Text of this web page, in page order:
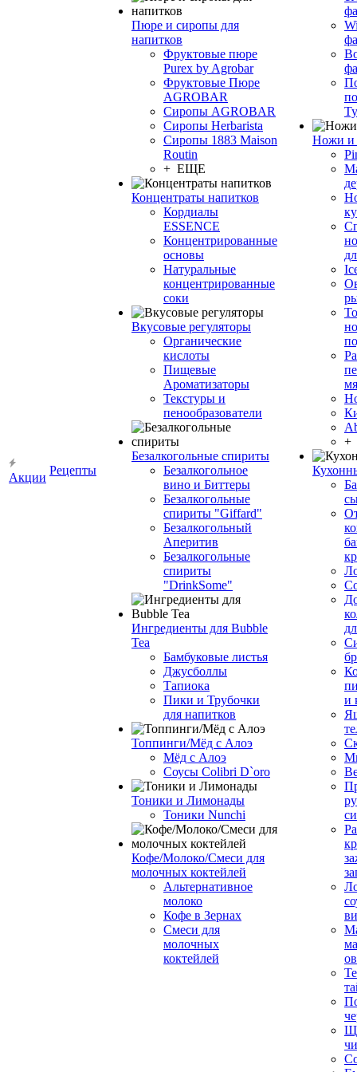
Акции
Рецепты
Пюре и сиропы для
напитков
Фруктовые пюре
Purex by Agrobar
Фруктовые Пюре
AGROBAR
Сиропы AGROBAR
Сиропы Herbarista
Сиропы 1883 Maison
Routin
+ ЕЩЕ
Концентраты напитков
Кордиалы
ESSENCE
Концентрированные
основы
Натуральные
концентрированные
соки
Вкусовые регуляторы
Органические
кислоты
Пищевые
Ароматизаторы
Текстуры и
пенообразователи
Безалкогольные спириты
Безалкогольное
вино и Биттеры
Безалкогольные
спириты "Giffard"
Безалкогольный
Аперитив
Безалкогольные
спириты
"DrinkSome"
Ингредиенты для Bubble
Tea
Бамбуковые листья
Джусболлы
Тапиока
Пики и Трубочки
для напитков
Топпинги/Мёд с Алоэ
Мёд с Алоэ
Соусы Colibri D`oro
Тоники и Лимонады
Тоники Nunchi
Кофе/Молоко/Смеси для
молочных коктейлей
Альтернативное
молоко
Кофе в Зернах
Смеси для
молочных
коктейлей
Ножи и
+
и